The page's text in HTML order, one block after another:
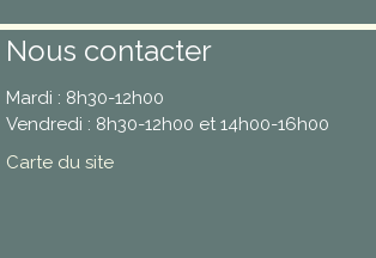
Nous contacter
Mardi : 8h30-12h00
Vendredi : 8h30-12h00 et 14h00-16h00
Carte du site